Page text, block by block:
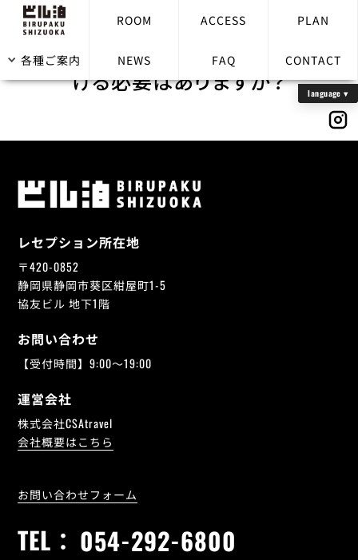
ROOM ACCESS PLAN
各種ご案内 NEWS FAQ CONTACT
外出時にルームキーをレセプションに預
ける必要はありますか？
レセプション所在地
〒420-0852
静岡県静岡市葵区紺屋町1-5
協友ビル 地下1階
お問い合わせ
【受付時間】9:00～19:00
運営会社
株式会社CSAtravel
会社概要はこちら
お問い合わせフォーム
TEL： 054-292-6800